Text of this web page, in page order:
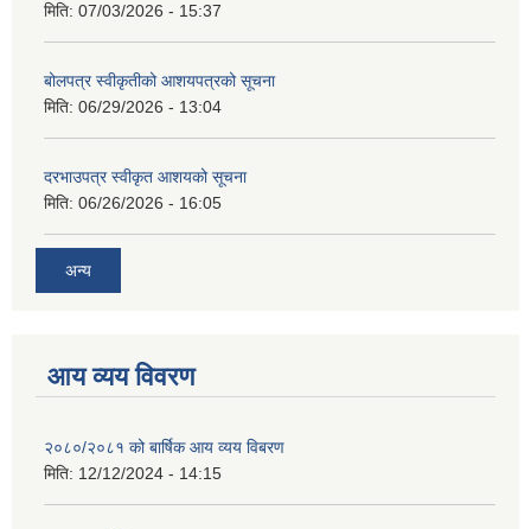
मिति: 07/03/2026 - 15:37
बोलपत्र स्वीकृतीको आशयपत्रको सूचना
मिति: 06/29/2026 - 13:04
दरभाउपत्र स्वीकृत आशयको सूचना
मिति: 06/26/2026 - 16:05
अन्य
आय व्यय विवरण
२०८०/२०८१ को बार्षिक आय व्यय विबरण
मिति: 12/12/2024 - 14:15